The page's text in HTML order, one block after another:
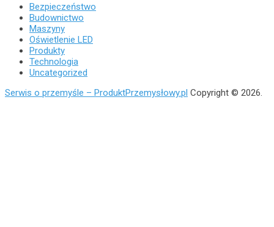
Bezpieczeństwo
Budownictwo
Maszyny
Oświetlenie LED
Produkty
Technologia
Uncategorized
Serwis o przemyśle – ProduktPrzemysłowy.pl Copyright © 2026.